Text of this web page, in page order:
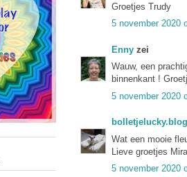
Groetjes Trudy
5 november 2020
Enny zei
Wauw, een
binnenkant !
5 november 2020
Wat een mooie
Lieve groetjes
5 november 2020